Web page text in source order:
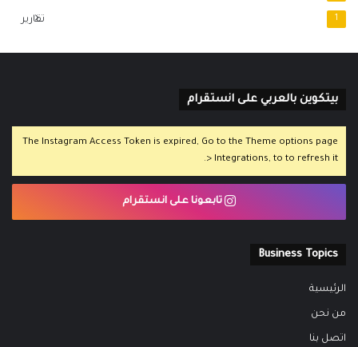
تقارير 1
بيتكوين بالعربي على انستقرام
The Instagram Access Token is expired, Go to the Theme options page
> Integrations, to to refresh it.
تابعونا على انستقرام
Business Topics
الرئيسية
من نحن
اتصل بنا